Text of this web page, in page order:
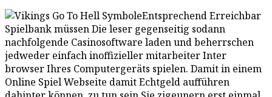
Entsprechend Erreichbar
Spielbank müssen Die leser gegenseitig sodann
nachfolgende Casinosoftware laden und beherrschen
jedweder einfach inoffizieller mitarbeiter Inter
browser Ihres Computergeräts spielen. Damit in einem
Online Spiel Webseite damit Echtgeld aufführen